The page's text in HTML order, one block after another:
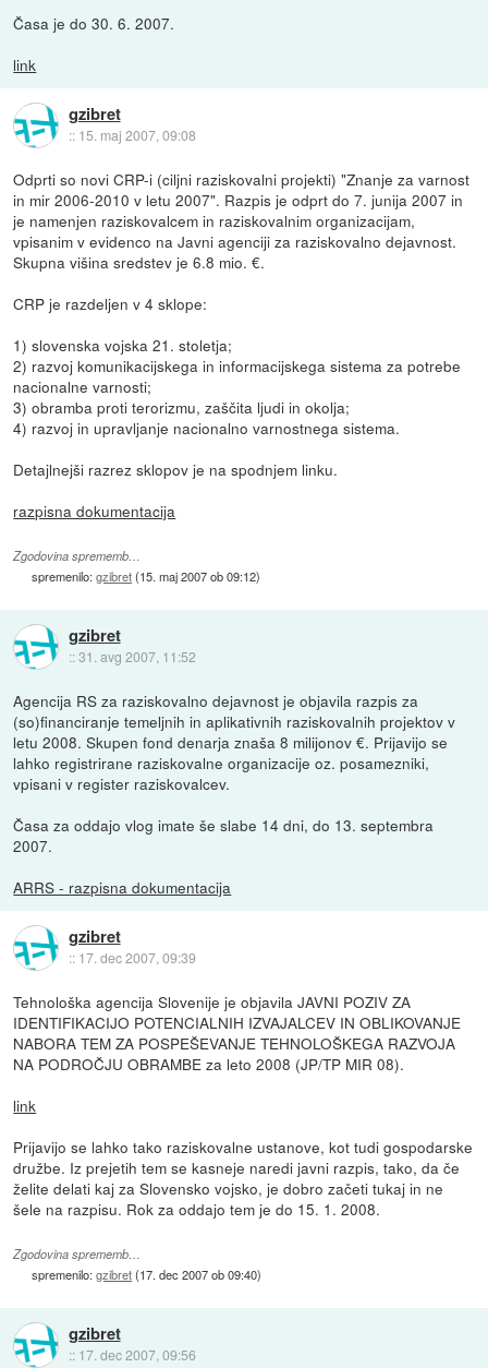
Časa je do 30. 6. 2007.
link
gzibret
:: 15. maj 2007, 09:08
Odprti so novi CRP-i (ciljni raziskovalni projekti) "Znanje za varnost
in mir 2006-2010 v letu 2007". Razpis je odprt do 7. junija 2007 in
je namenjen raziskovalcem in raziskovalnim organizacijam,
vpisanim v evidenco na Javni agenciji za raziskovalno dejavnost.
Skupna višina sredstev je 6.8 mio. €.
CRP je razdeljen v 4 sklope:
1) slovenska vojska 21. stoletja;
2) razvoj komunikacijskega in informacijskega sistema za potrebe
nacionalne varnosti;
3) obramba proti terorizmu, zaščita ljudi in okolja;
4) razvoj in upravljanje nacionalno varnostnega sistema.
Detajlnejši razrez sklopov je na spodnjem linku.
razpisna dokumentacija
Zgodovina sprememb…
spremenilo:gzibret(15. maj 2007 ob 09:12)
gzibret
::31. avg 2007, 11:52
Agencija RS za raziskovalno dejavnost je objavila razpis za
(so)financiranje temeljnih in aplikativnih raziskovalnih projektov v
letu 2008. Skupen fond denarja znaša 8 milijonov €. Prijavijo se
lahko registrirane raziskovalne organizacije oz. posamezniki,
vpisani v register raziskovalcev.
Časa za oddajo vlog imate še slabe 14 dni, do 13. septembra
2007.
ARRS - razpisna dokumentacija
gzibret
:: 17. dec 2007, 09:39
Tehnološka agencija Slovenije je objavila JAVNI POZIV ZA
IDENTIFIKACIJO POTENCIALNIH IZVAJALCEV IN OBLIKOVANJE
NABORA TEM ZA POSPEŠEVANJE TEHNOLOŠKEGA RAZVOJA
NA PODROČJU OBRAMBE za leto 2008 (JP/TP MIR 08).
link
Prijavijo se lahko tako raziskovalne ustanove, kot tudi gospodarske
družbe. Iz prejetih tem se kasneje naredi javni razpis, tako, da če
želite delati kaj za Slovensko vojsko, je dobro začeti tukaj in ne
šele na razpisu. Rok za oddajo tem je do 15. 1. 2008.
Zgodovina sprememb…
spremenilo:gzibret(17. dec 2007 ob 09:40)
gzibret
:: 17. dec 2007, 09:56